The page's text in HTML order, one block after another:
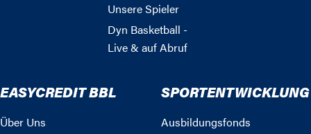
Unsere Spieler
Dyn Basketball -
Live & auf Abruf
EASYCREDIT BBL
Über Uns
SPORTENTWICKLUNG
Ausbildungsfonds